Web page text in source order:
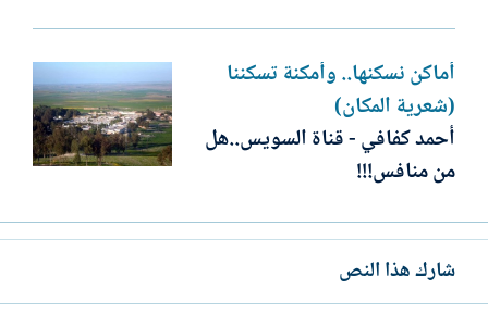
أماكن نسكنها.. وأمكنة تسكننا
(شعرية المكان)
أحمد كفافي - قناة السويس..هل
من منافس!!!
شارك هذا النص